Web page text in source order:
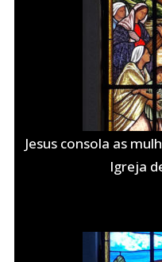
Jesus consola as
Igreja